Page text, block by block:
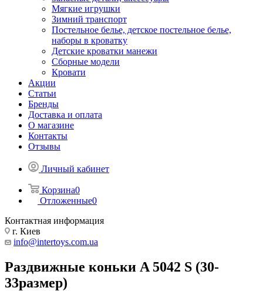
Мягкие игрушки
Зимний транспорт
Постельное белье, детское постельное белье,
наборы в кроватку
Детские кроватки манежи
Сборные модели
Кровати
Акции
Статьи
Бренды
Доставка и оплата
О магазине
Контакты
Отзывы
Личный кабинет
Корзина0
Отложенные0
Контактная информация
г. Киев
info@intertoys.com.ua
Раздвижные коньки A 5042 S (30-
33размер)